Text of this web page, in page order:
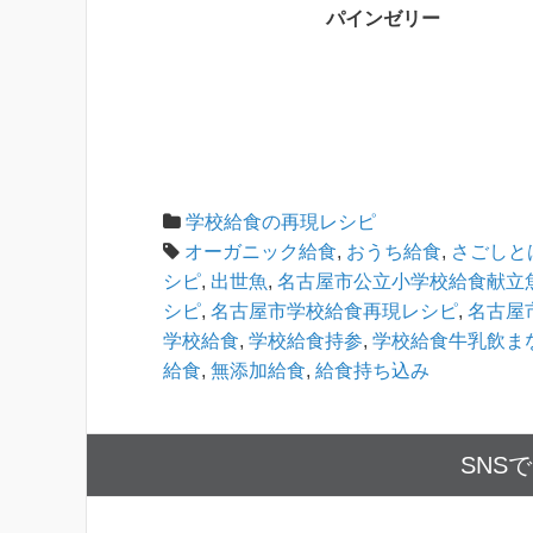
パインゼリー
学校給食の再現レシピ
オーガニック給食, おうち給食, さごしと
シピ, 出世魚, 名古屋市公立小学校給食献立
シピ, 名古屋市学校給食再現レシピ, 名古屋
学校給食, 学校給食持参, 学校給食牛乳飲ま
給食, 無添加給食, 給食持ち込み
SNS